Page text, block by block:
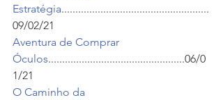
Estratégia.....................................................
09/02/21
Aventura de Comprar
Óculos.................................................06/0
1/21
O Caminho da